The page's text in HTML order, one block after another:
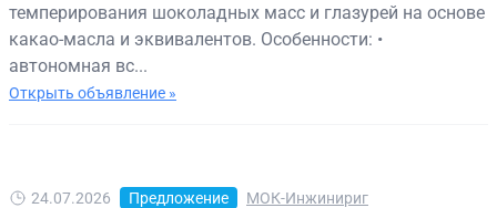
темперирования шоколадных масс и глазурей на основе
какао-масла и эквивалентов. Особенности: •
автономная вс...
Открыть объявление »
24.07.2026 Предложение МОК-Инжинириг